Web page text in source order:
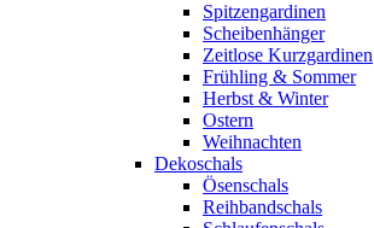
Spitzengardinen
Scheibenhänger
Zeitlose Kurzgardinen
Frühling & Sommer
Herbst & Winter
Ostern
Weihnachten
Dekoschals
Ösenschals
Reihbandschals